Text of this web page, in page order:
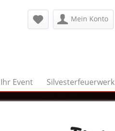
Mein Konto
Event Silvesterfeuerwerk